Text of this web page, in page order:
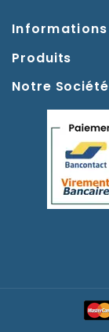
Informations
Produits
Notre Société